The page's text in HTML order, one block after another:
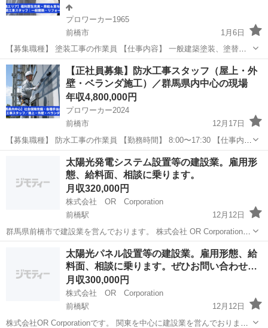
プロワーカー1965
前橋市
1月6日
【募集職種】 塗装工事の作業員 【仕事内容】 一般建築塗装、塗替
え、防水加工、リフォーム工事を中心に行っていただきます。 その
他、前各号に付帯する一切の工事やメンテナンス業務も担当していた
だきます。 現場は主に...
群馬 前橋市 その他 未経験
【正社員募集】防水工事スタッフ（屋上・外
壁・ベランダ施工）／群馬県内中心の現場
年収4,800,000円
プロワーカー2024
前橋市
12月17日
【募集職種】 防水工事の作業員 【勤務時間】 8:00〜17:30 【仕事内
容】 建物の防水工事に関わる作業全般を担当します。屋根・外壁・ベ
ランダなどの戸建てから、ビル・マンション・公共施設の大規模修繕
まで...
その他
太陽光発電システム設置等の建設業。雇用形
態、給料面、相談に乗ります。
月収320,000円
株式会社 OR Corporation
前橋駅
12月12日
群馬県前橋市で建設業を営んでおります。 株式会社 OR Corporationで
す。 関東・東北・群馬県を含む北関東を中心に活動している会社で
す。 太陽光発電のパネル取り付け、架台組み立ての作業。 未経験の方
前橋駅 大工 未経験
太陽光パネル設置等の建設業。雇用形態、給
料面、相談に乗ります。ぜひお問い合わせ…
月収300,000円
株式会社 OR Corporation
前橋駅
12月12日
株式会社OR Corporationです。 関東を中心に建設業を営んでおりま